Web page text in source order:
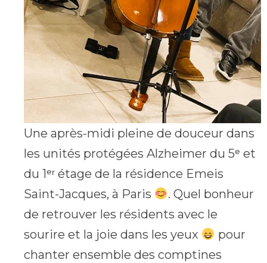
Une après-midi pleine de douceur dans
les unités protégées Alzheimer du 5ᵉ et
du 1ᵉʳ étage de la résidence Emeis
Saint-Jacques, à Paris
. Quel bonheur
de retrouver les résidents avec le
sourire et la joie dans les yeux
pour
chanter ensemble des comptines